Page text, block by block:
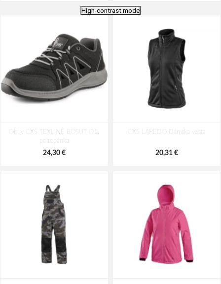
Outdoorová poltopánka
68,86 €
High-contrast mode
Obuv CXS TEXLINE BOSUT O1,
poltopánka
24,30 €
CXS LAREDO Dámska vesta
20,31 €